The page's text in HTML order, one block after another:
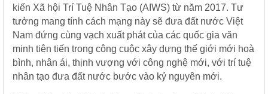
kiến Xã hội Trí Tuệ Nhân Tạo (AIWS) từ năm 2017. Tư
tưởng mang tính cách mạng này sẽ đưa đất nước Việt
Nam đứng cùng vạch xuất phát của các quốc gia văn
minh tiên tiến trong công cuộc xây dựng thế giới mới hoà
bình, nhân ái, thịnh vượng với công nghệ mới, với trí tuệ
nhân tạo đưa đất nước bước vào kỷ nguyên mới.